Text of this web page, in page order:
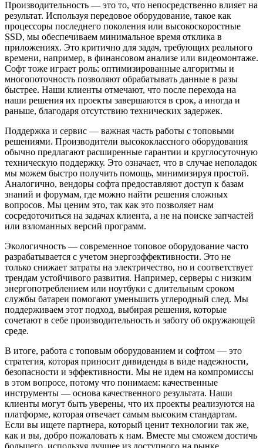
Производительность — это то, что непосредственно влияет на
результат. Используя передовое оборудование, такое как
процессоры последнего поколения или высокоскоростные
SSD, мы обеспечиваем минимальное время отклика в
приложениях. Это критично для задач, требующих реального
времени, например, в финансовом анализе или видеомонтаже.
Софт тоже играет роль: оптимизированные алгоритмы и
многопоточность позволяют обрабатывать данные в разы
быстрее. Наши клиенты отмечают, что после перехода на
наши решения их проекты завершаются в срок, а иногда и
раньше, благодаря отсутствию технических задержек.
Поддержка и сервис — важная часть работы с топовыми
решениями. Производители высококлассного оборудования
обычно предлагают расширенные гарантии и круглосуточную
техническую поддержку. Это означает, что в случае неполадок
мы можем быстро получить помощь, минимизируя простой.
Аналогично, вендоры софта предоставляют доступ к базам
знаний и форумам, где можно найти решения сложных
вопросов. Мы ценим это, так как это позволяет нам
сосредоточиться на задачах клиента, а не на поиске запчастей
или взломанных версий программ.
Экологичность — современное топовое оборудование часто
разрабатывается с учетом энергоэффективности. Это не
только снижает затраты на электричество, но и соответствует
трендам устойчивого развития. Например, серверы с низким
энергопотреблением или ноутбуки с длительным сроком
службы батареи помогают уменьшить углеродный след. Мы
поддерживаем этот подход, выбирая решения, которые
сочетают в себе производительность и заботу об окружающей
среде.
В итоге, работа с топовым оборудованием и софтом — это
стратегия, которая приносит дивиденды в виде надежности,
безопасности и эффективности. Мы не идем на компромиссы
в этом вопросе, потому что понимаем: качественные
инструменты — основа качественного результата. Наши
клиенты могут быть уверены, что их проекты реализуются на
платформе, которая отвечает самым высоким стандартам.
Если вы ищете партнера, который ценит технологии так же,
как и вы, добро пожаловать к нам. Вместе мы сможем достичь
большего, используя лучшее из доступного на рынке.